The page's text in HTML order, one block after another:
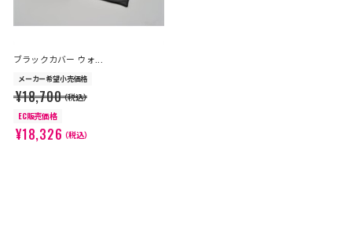
ブラックカバー ウォ...
メーカー希望小売価格
¥18,700（税込）
EC販売価格
¥18,326（税込）